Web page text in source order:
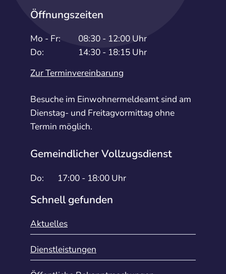
Öffnungszeiten
Mo - Fr:
08:30 - 12:00 Uhr
Do:
14:30 - 18:15 Uhr
Zur Terminvereinbarung
Besuche im Einwohnermeldeamt sind am
Dienstag- und Freitagvormittag ohne
Termin möglich.
Gemeindlicher Vollzugsdienst
Do: 17:00 - 18:00 Uhr
Schnell gefunden
Aktuelles
Dienstleistungen